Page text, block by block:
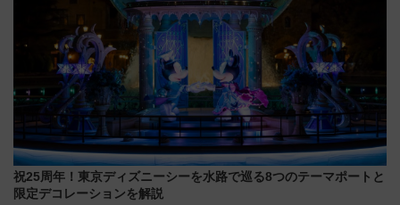
祝25周年！東京ディズニーシーを水路で巡る8つのテーマポートと
限定デコレーションを解説